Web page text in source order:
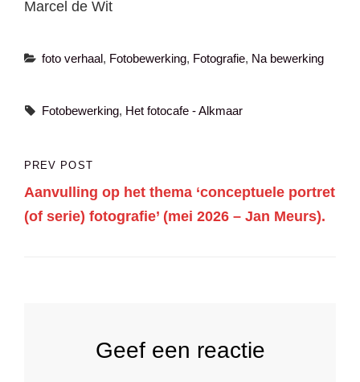
Marcel de Wit
Categories
foto verhaal, Fotobewerking, Fotografie, Na bewerking
Tags,
Fotobewerking, Het fotocafe - Alkmaar
Bericht
navigatie
Previous
Post
PREV POST
Aanvulling op het thema ‘conceptuele portret
(of serie) fotografie’ (mei 2026 – Jan Meurs).
Geef een reactie